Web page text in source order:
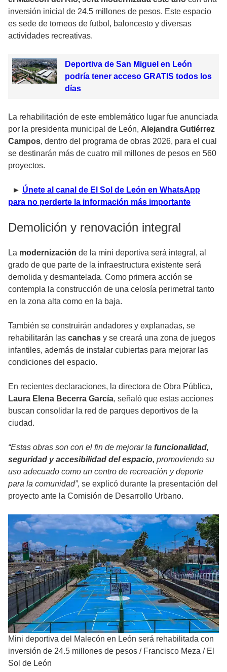
inversión inicial de 24.5 millones de pesos. Este espacio
es sede de torneos de futbol, baloncesto y diversas
actividades recreativas.
Deportiva de San Miguel en León
podría tener acceso GRATIS todos los
días
La rehabilitación de este emblemático lugar fue anunciada
por la presidenta municipal de León, Alejandra Gutiérrez
Campos, dentro del programa de obras 2026, para el cual
se destinarán más de cuatro mil millones de pesos en 560
proyectos.
► Únete al canal de El Sol de León en WhatsApp
para no perderte la información más importante
Demolición y renovación integral
La modernización de la mini deportiva será integral, al
grado de que parte de la infraestructura existente será
demolida y desmantelada. Como primera acción se
contempla la construcción de una celosía perimetral tanto
en la zona alta como en la baja.
También se construirán andadores y explanadas, se
rehabilitarán las canchas y se creará una zona de juegos
infantiles, además de instalar cubiertas para mejorar las
condiciones del espacio.
En recientes declaraciones, la directora de Obra Pública,
Laura Elena Becerra García, señaló que estas acciones
buscan consolidar la red de parques deportivos de la
ciudad.
“Estas obras son con el fin de mejorar la funcionalidad,
seguridad y accesibilidad del espacio, promoviendo su
uso adecuado como un centro de recreación y deporte
para la comunidad”, se explicó durante la presentación del
proyecto ante la Comisión de Desarrollo Urbano.
Mini deportiva del Malecón en León será rehabilitada con
inversión de 24.5 millones de pesos / Francisco Meza / El
Sol de León